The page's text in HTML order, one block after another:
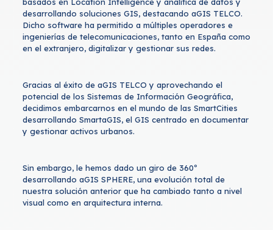
desarrollando soluciones GIS, destacando aGIS TELCO.
Dicho software ha permitido a múltiples operadores e
ingenierías de telecomunicaciones, tanto en España como
en el extranjero, digitalizar y gestionar sus redes.
Gracias al éxito de aGIS TELCO y aprovechando el
potencial de los Sistemas de Información Geográfica,
decidimos embarcarnos en el mundo de las SmartCities
desarrollando SmartaGIS, el GIS centrado en documentar
y gestionar activos urbanos.
Sin embargo, le hemos dado un giro de 360º
desarrollando aGIS SPHERE, una evolución total de
nuestra solución anterior que ha cambiado tanto a nivel
visual como en arquitectura interna.